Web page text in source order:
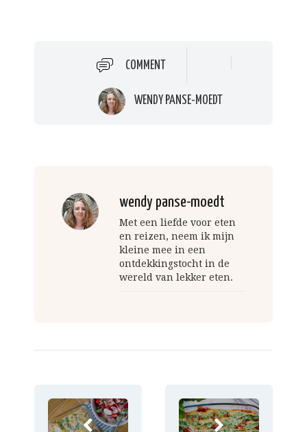
COMMENT
WENDY PANSE-MOEDT
wendy panse-moedt
Met een liefde voor eten
en reizen, neem ik mijn
kleine mee in een
ontdekkingstocht in de
wereld van lekker eten.